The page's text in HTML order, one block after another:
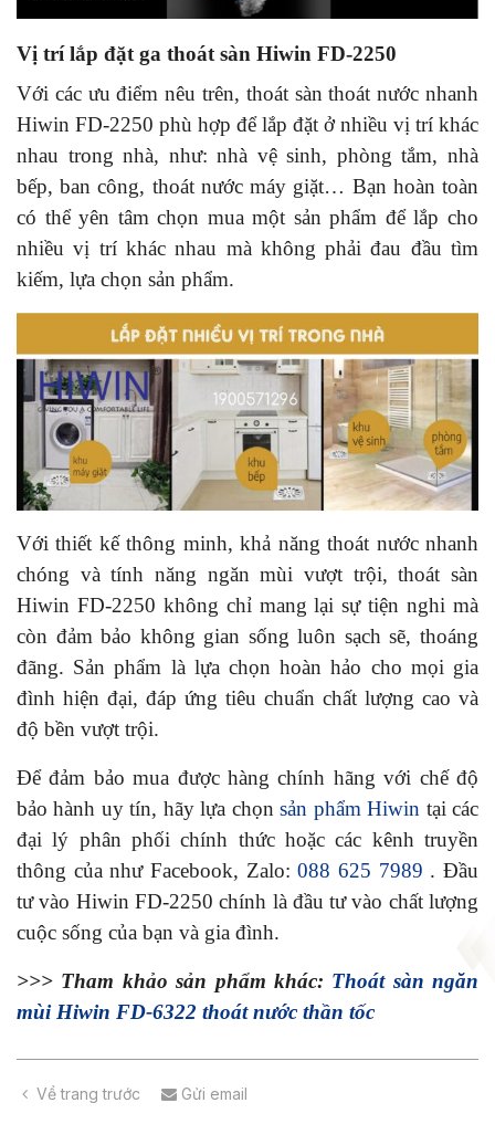
Vị trí lắp đặt ga thoát sàn Hiwin FD-2250
Với các ưu điểm nêu trên, thoát sàn thoát nước nhanh
Hiwin FD-2250 phù hợp để lắp đặt ở nhiều vị trí khác
nhau trong nhà, như: nhà vệ sinh, phòng tắm, nhà
bếp, ban công, thoát nước máy giặt… Bạn hoàn toàn
có thể yên tâm chọn mua một sản phẩm để lắp cho
nhiều vị trí khác nhau mà không phải đau đầu tìm
kiếm, lựa chọn sản phẩm.
Với thiết kế thông minh, khả năng thoát nước nhanh
chóng và tính năng ngăn mùi vượt trội, thoát sàn
Hiwin FD-2250 không chỉ mang lại sự tiện nghi mà
còn đảm bảo không gian sống luôn sạch sẽ, thoáng
đãng. Sản phẩm là lựa chọn hoàn hảo cho mọi gia
đình hiện đại, đáp ứng tiêu chuẩn chất lượng cao và
độ bền vượt trội.
Để đảm bảo mua được hàng chính hãng với chế độ
bảo hành uy tín, hãy lựa chọnsản phẩm Hiwin tại các
đại lý phân phối chính thức hoặc các kênh truyền
thông của như Facebook, Zalo:088 625 7989 . Đầu
tư vào Hiwin FD-2250 chính là đầu tư vào chất lượng
cuộc sống của bạn và gia đình.
>>> Tham khảo sản phẩm khác: Thoát sàn ngăn
mùi Hiwin FD-6322 thoát nước thần tốc
Về trang trước Gửi email